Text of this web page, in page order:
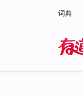
词典